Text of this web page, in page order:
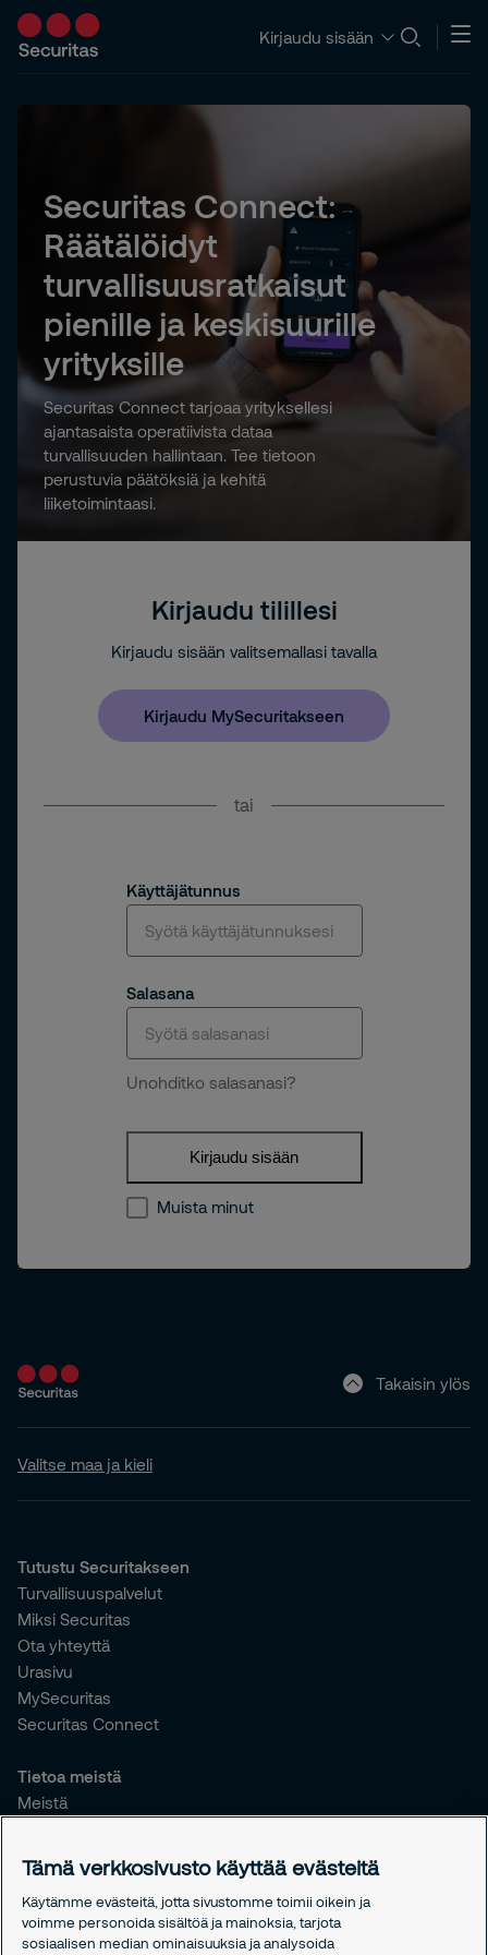
Kirjaudu sisään
Securitas Connect:
Räätälöidyt
turvallisuusratkaisut
pienille ja keskisuurille
yrityksille
Securitas Connect tarjoaa yrityksellesi
ajantasaista operatiivista dataa
turvallisuuden hallintaan. Tee tietoon
perustuvia päätöksiä ja kehitä
liiketoimintaasi.
Kirjaudu tilillesi
Kirjaudu sisään valitsemallasi tavalla
Kirjaudu MySecuritakseen
tai
Käyttäjätunnus
Salasana
Unohditko salasanasi?
Kirjaudu sisään
Muista minut
Takaisin ylös
Valitse maa ja kieli
Tutustu Securitakseen
Turvallisuuspalvelut
Miksi Securitas
Ota yhteyttä
Urasivu
MySecuritas
Securitas Connect
Tietoa meistä
Meistä
Työntekijöille
Oikeudelliset asiat
Tämä verkkosivusto käyttää evästeitä
Käytämme evästeitä, jotta sivustomme toimii oikein ja
voimme personoida sisältöä ja mainoksia, tarjota
sosiaalisen median ominaisuuksia ja analysoida